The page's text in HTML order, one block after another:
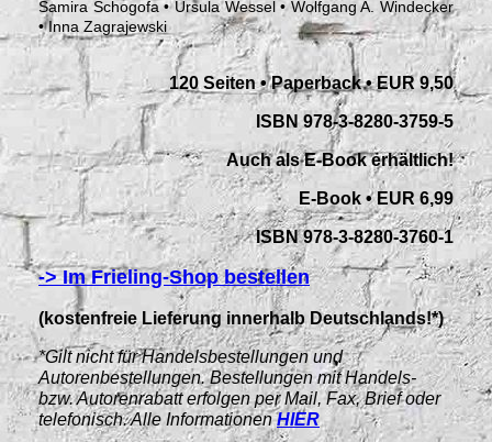
Samira Schogofa • Ursula Wessel • Wolfgang A. Windecker
• Inna Zagrajewski
120 Seiten• Paperback• EUR 9,50
ISBN 978-3-8280-3759-5
Auch als E-Book erhältlich!
E-Book • EUR 6,99
ISBN 978-3-8280-3760-1
-> Im Frieling-Shop bestellen
(kostenfreie Lieferung innerhalb Deutschlands!*)
*Gilt nicht für Handelsbestellungen und
Autorenbestellungen. Bestellungen mit Handels-
bzw. Autorenrabatt erfolgen per Mail, Fax, Brief oder
telefonisch. Alle InformationenHIER